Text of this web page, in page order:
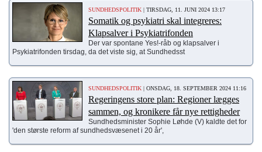
SUNDHEDSPOLITIK | TIRSDAG, 11. JUNI 2024 13:17
Somatik og psykiatri skal integreres:
Klapsalver i Psykiatrifonden
Der var spontane Yes!-råb og klapsalver i
Psykiatrifonden tirsdag, da det viste sig, at Sundhedsst
SUNDHEDSPOLITIK | ONSDAG, 18. SEPTEMBER 2024 11:16
Regeringens store plan: Regioner lægges
sammen, og kronikere får nye rettigheder
Sundhedsminister Sophie Løhde (V) kaldte det for
'den største reform af sundhedsvæsenet i 20 år',